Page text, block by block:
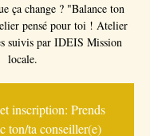
ça change ? "Balance ton
pensé pour toi ! Atelier
suivis par IDEIS Mission
locale.
inscription: Prends
ton/ta conseiller(e)